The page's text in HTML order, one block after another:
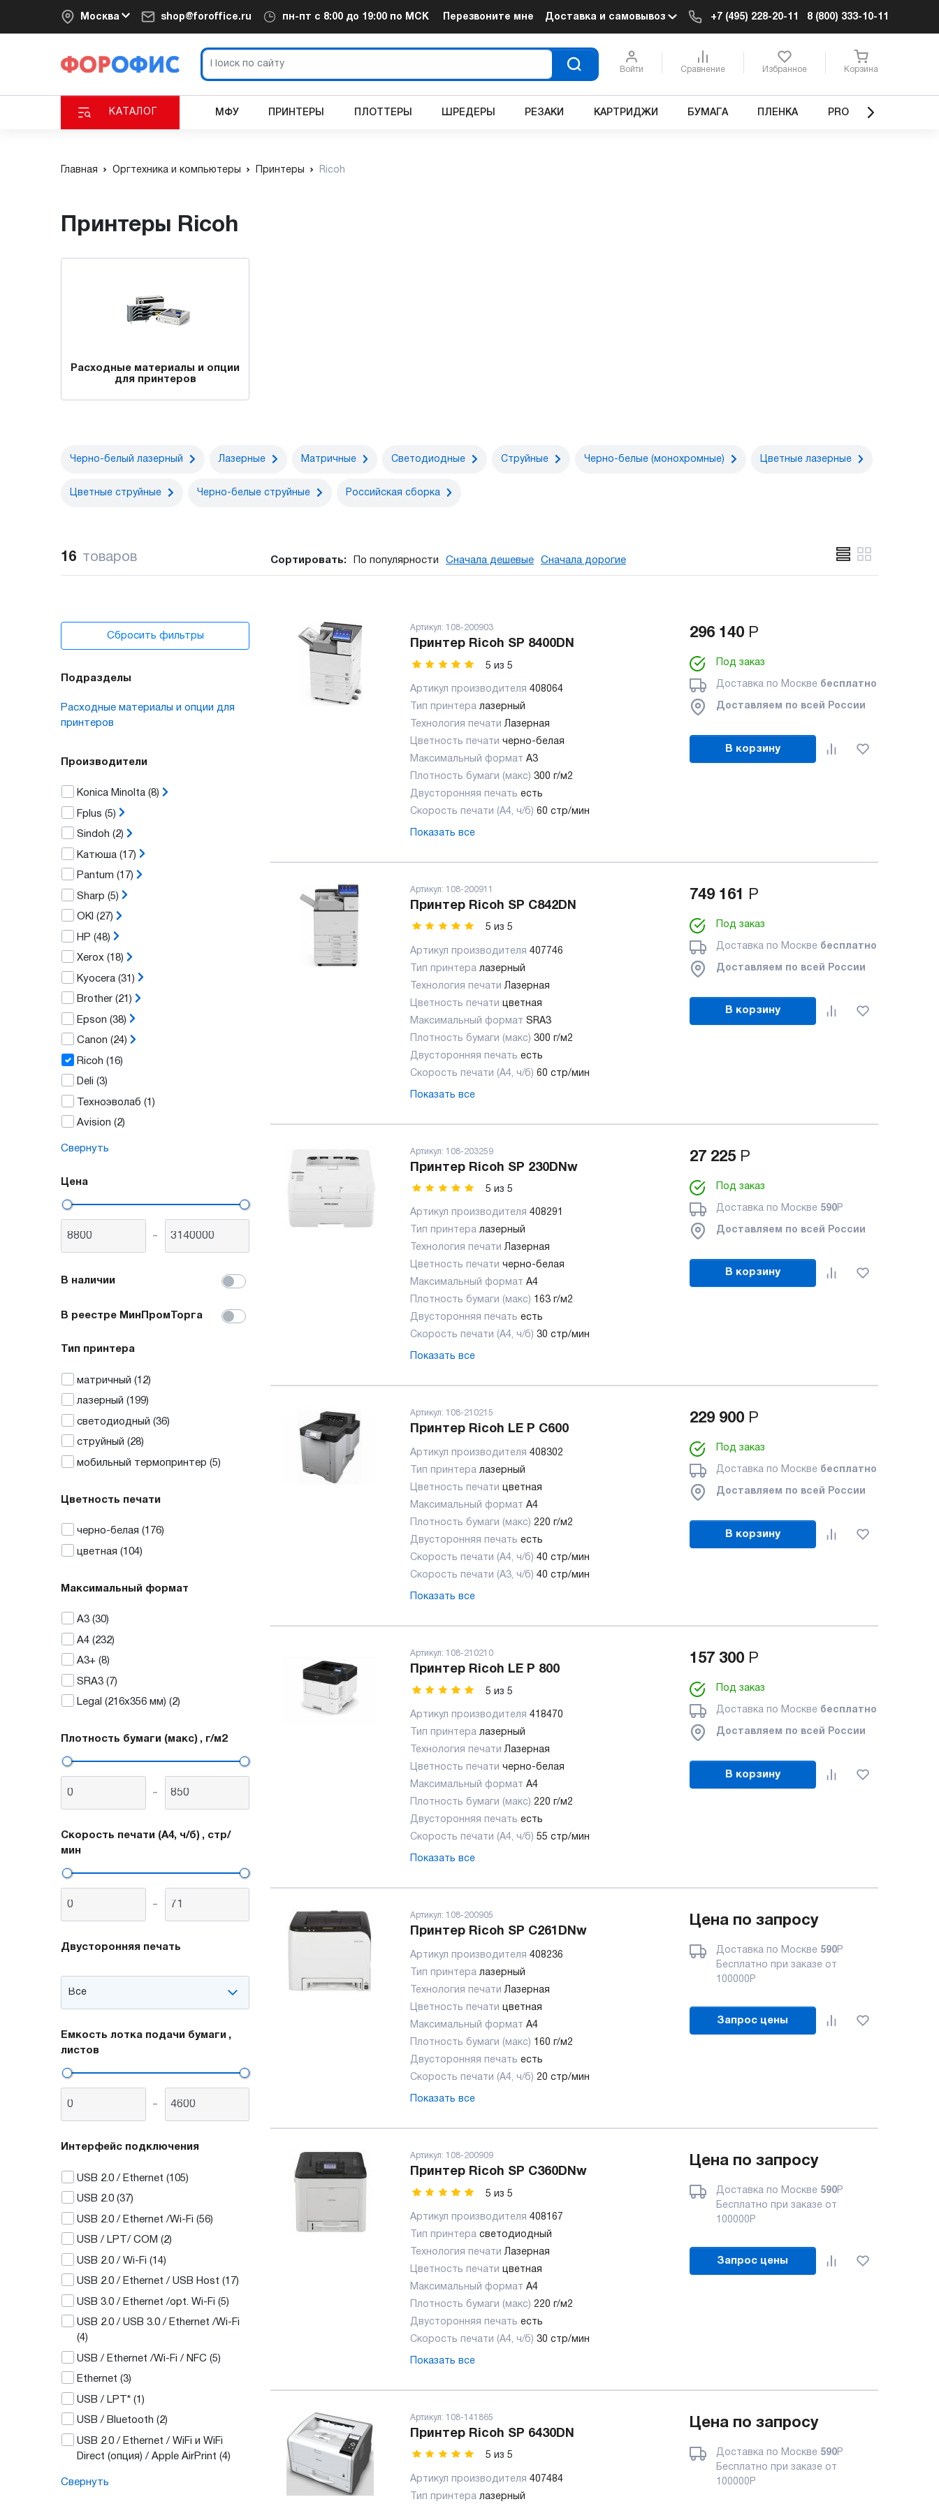
Москва shop@foroffice.ru пн-пт с 8:00 до 19:00 по МСК Перезвоните мне Доставка и самовывоз +7 (495) 228-20-11 8 (800) 333-10-11
Войти Сравнение Избранное Корзина
КАТАЛОГ МФУ ПРИНТЕРЫ ПЛОТТЕРЫ ШРЕДЕРЫ РЕЗАКИ КАРТРИДЖИ БУМАГА ПЛЕНКА PRO
Главная Оргтехника и компьютеры Принтеры Ricoh
Принтеры Ricoh
Расходные материалы и опции
для принтеров
Черно-белый лазерный Лазерные Матричные Светодиодные Струйные Черно-белые (монохромные) Цветные лазерные
Цветные струйные Черно-белые струйные Российская сборка
16 товаров Сортировать: По популярности Сначала дешевые Сначала дорогие
Сбросить фильтры
Подразделы
Расходные материалы и опции для
принтеров
Производители
Konica Minolta (8)
Fplus (5)
Sindoh (2)
Катюша (17)
Pantum (17)
Sharp (5)
OKI (27)
HP (48)
Xerox (18)
Kyocera (31)
Brother (21)
Epson (38)
Canon (24)
Ricoh (16)
Deli (3)
Техноэволаб (1)
Avision (2)
Свернуть
Цена
-
В наличии
В реестре МинПромТорга
Тип принтера
матричный (12)
лазерный (199)
светодиодный (36)
струйный (28)
мобильный термопринтер (5)
Цветность печати
черно-белая (176)
цветная (104)
Максимальный формат
А3 (30)
А4 (232)
А3+ (8)
SRA3 (7)
Legal (216x356 мм) (2)
Плотность бумаги (макс) , г/м2
-
Скорость печати (А4, ч/б) , стр/
мин
-
Двусторонняя печать
Емкость лотка подачи бумаги ,
листов
-
Интерфейс подключения
USB 2.0 / Ethernet (105)
USB 2.0 (37)
USB 2.0 / Ethernet /Wi-Fi (56)
USB / LPT/ COM (2)
USB 2.0 / Wi-Fi (14)
USB 2.0 / Ethernet / USB Host (17)
USB 3.0 / Ethernet /opt. Wi-Fi (5)
USB 2.0 / USB 3.0 / Ethernet /Wi-Fi
(4)
USB / Ethernet /Wi-Fi / NFC (5)
Ethernet (3)
USB / LPT* (1)
USB / Bluetooth (2)
USB 2.0 / Ethernet / WiFi и WiFi
Direct (опция) / Apple AirPrint (4)
Свернуть
Артикул: 108-200903
Принтер Ricoh SP 8400DN
5 из 5
Артикул производителя 408064
Тип принтера лазерный
Технология печати Лазерная
Цветность печати черно-белая
Максимальный формат А3
Плотность бумаги (макс) 300 г/м2
Двусторонняя печать есть
Скорость печати (А4, ч/б) 60 стр/мин
Показать все
296 140 Р
Под заказ
Доставка по Москве бесплатно
Доставляем по всей России
В корзину
Артикул: 108-200911
Принтер Ricoh SP C842DN
5 из 5
Артикул производителя 407746
Тип принтера лазерный
Технология печати Лазерная
Цветность печати цветная
Максимальный формат SRA3
Плотность бумаги (макс) 300 г/м2
Двусторонняя печать есть
Скорость печати (А4, ч/б) 60 стр/мин
Показать все
749 161 Р
Под заказ
Доставка по Москве бесплатно
Доставляем по всей России
В корзину
Артикул: 108-203259
Принтер Ricoh SP 230DNw
5 из 5
Артикул производителя 408291
Тип принтера лазерный
Технология печати Лазерная
Цветность печати черно-белая
Максимальный формат А4
Плотность бумаги (макс) 163 г/м2
Двусторонняя печать есть
Скорость печати (А4, ч/б) 30 стр/мин
Показать все
27 225 Р
Под заказ
Доставка по Москве 590Р
Доставляем по всей России
В корзину
Артикул: 108-210215
Принтер Ricoh LE P C600
Артикул производителя 408302
Тип принтера лазерный
Цветность печати
цветная
Максимальный формат А4
Плотность бумаги (макс) 220 г/м2
Двусторонняя печать есть
Скорость печати (А4, ч/б) 40 стр/мин
Скорость печати (А3, ч/б) 40 стр/мин
Показать все
229 900 Р
Под заказ
Доставка по Москве бесплатно
Доставляем по всей России
В корзину
Артикул: 108-210210
Принтер Ricoh LE P 800
5 из 5
Артикул производителя 418470
Тип принтера лазерный
Технология печати Лазерная
Цветность печати черно-белая
Максимальный формат А4
Плотность бумаги (макс) 220 г/м2
Двусторонняя печать есть
Скорость печати (А4, ч/б) 55 стр/мин
Показать все
157 300 Р
Под заказ
Доставка по Москве бесплатно
Доставляем по всей России
В корзину
Артикул: 108-200905
Принтер Ricoh SP C261DNw
Артикул производителя 408236
Тип принтера лазерный
Технология печати Лазерная
Цветность печати цветная
Максимальный формат А4
Плотность бумаги (макс) 160 г/м2
Двусторонняя печать есть
Скорость печати (А4, ч/б) 20 стр/мин
Показать все
Цена по запросу
Доставка по Москве 590Р
Бесплатно при заказе от
100000 Р
Запрос цены
Артикул: 108-200909
Принтер Ricoh SP C360DNw
5 из 5
Артикул производителя 408167
Тип принтера светодиодный
Технология печати Лазерная
Цветность печати цветная
Максимальный формат А4
Плотность бумаги (макс) 220 г/м2
Двусторонняя печать есть
Скорость печати (А4, ч/б) 30 стр/мин
Показать все
Цена по запросу
Доставка по Москве 590Р
Бесплатно при заказе от
100000 Р
Запрос цены
Артикул: 108-141865
Принтер Ricoh SP 6430DN
5 из 5
Артикул производителя 407484
Тип принтера лазерный
Цена по запросу
Доставка по Москве 590Р
Бесплатно при заказе от
100000 Р